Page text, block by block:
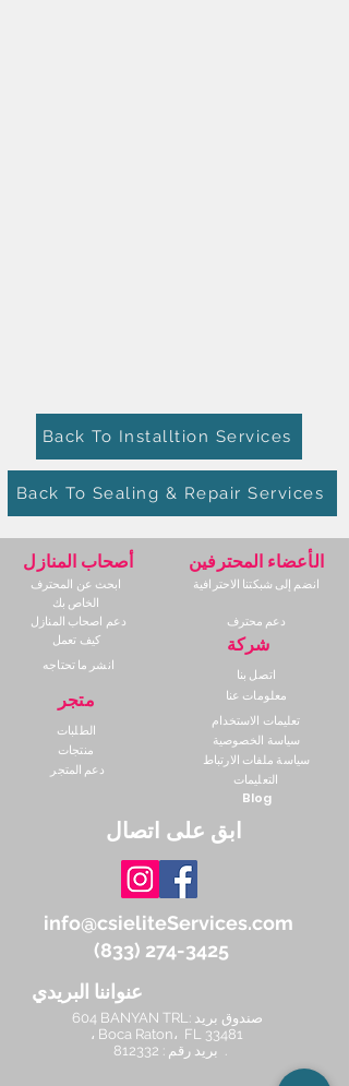
Back To Installtion Services
Back To Sealing & Repair Services
أصحاب المنازل
ابحث عن المحترف
الخاص بك
دعم اصحاب المنازل
كيف تعمل
انشر ما تحتاجه
متجر
الطلبات
منتجات
دعم المتجر
الأعضاء المحترفين
انضم إلى شبكتنا الاحترافية
دعم محترف
شركة
اتصل بنا
معلومات عنا
تعليمات الاستخدام
سياسة الخصوصية
سياسة ملفات الارتباط
التعليمات
Blog
ابق على اتصال
info@csieliteServices.com
(833) 274-3425
عنواننا البريدي
604 BANYAN TRL: صندوق بريد
، Boca Raton، FL 33481